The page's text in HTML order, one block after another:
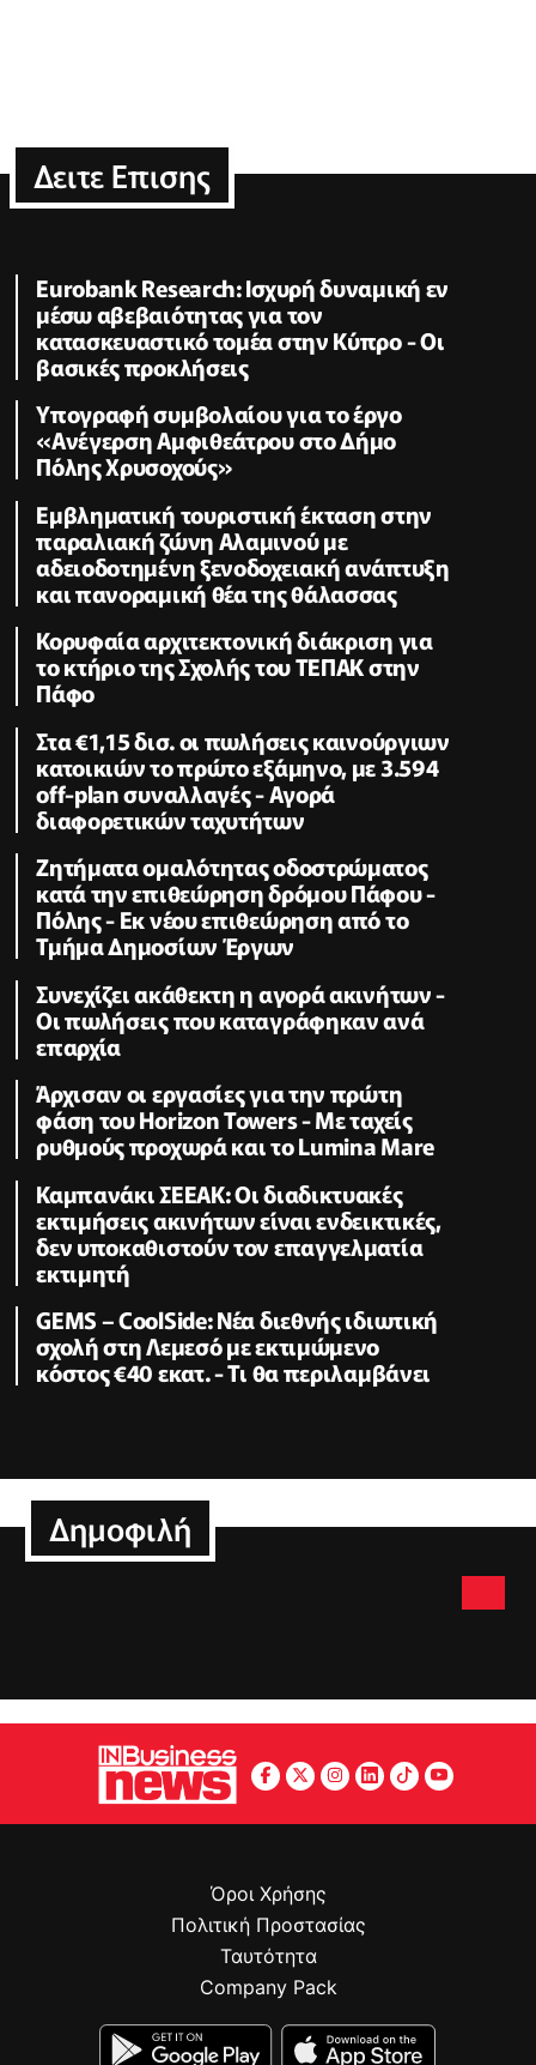
Δειτε Επισης
Eurobank Research: Ισχυρή δυναμική εν
μέσω αβεβαιότητας για τον
κατασκευαστικό τομέα στην Κύπρο - Οι
βασικές προκλήσεις
Υπογραφή συμβολαίου για το έργο
«Ανέγερση Αμφιθεάτρου στο Δήμο
Πόλης Χρυσοχούς»
Εμβληματική τουριστική έκταση στην
παραλιακή ζώνη Αλαμινού με
αδειοδοτημένη ξενοδοχειακή ανάπτυξη
και πανοραμική θέα της θάλασσας
Κορυφαία αρχιτεκτονική διάκριση για
το κτήριο της Σχολής του ΤΕΠΑΚ στην
Πάφο
Στα €1,15 δισ. οι πωλήσεις καινούργιων
κατοικιών το πρώτο εξάμηνο, με 3.594
off-plan συναλλαγές - Αγορά
διαφορετικών ταχυτήτων
Zητήματα ομαλότητας οδοστρώματος
κατά την επιθεώρηση δρόμου Πάφου -
Πόλης - Εκ νέου επιθεώρηση από το
Τμήμα Δημοσίων Έργων
Συνεχίζει ακάθεκτη η αγορά ακινήτων -
Οι πωλήσεις που καταγράφηκαν ανά
επαρχία
Άρχισαν οι εργασίες για την πρώτη
φάση του Horizon Towers - Με ταχείς
ρυθμούς προχωρά και το Lumina Mare
Καμπανάκι ΣΕΕΑΚ: Οι διαδικτυακές
εκτιμήσεις ακινήτων είναι ενδεικτικές,
δεν υποκαθιστούν τον επαγγελματία
εκτιμητή
GEMS – CoolSide: Νέα διεθνής ιδιωτική
σχολή στη Λεμεσό με εκτιμώμενο
κόστος €40 εκατ. - Τι θα περιλαμβάνει
Δημοφιλή
Όροι Χρήσης
Πολιτική Προστασίας
Ταυτότητα
Company Pack